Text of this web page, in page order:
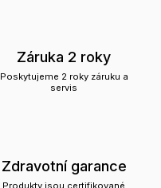
Záruka 2 roky
Poskytujeme 2 roky záruku a
servis
Zdravotní garance
Produkty jsou certifikované